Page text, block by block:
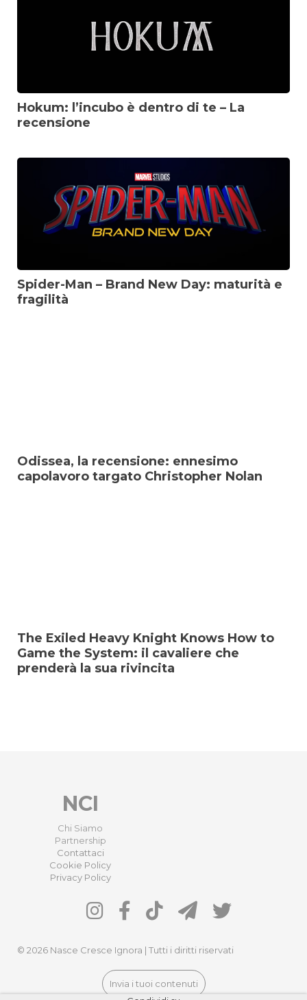
Hokum: l’incubo è dentro di te – La
recensione
Spider-Man – Brand New Day: maturità e
fragilità
Odissea, la recensione: ennesimo
capolavoro targato Christopher Nolan
The Exiled Heavy Knight Knows How to
Game the System: il cavaliere che
prenderà la sua rivincita
NCI
Chi Siamo
Partnership
Contattaci
Cookie Policy
Privacy Policy
© 2026 Nasce Cresce Ignora | Tutti i diritti riservati
Invia i tuoi contenuti